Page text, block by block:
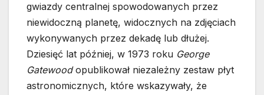
gwiazdy centralnej spowodowanych przez
niewidoczną planetę, widocznych na zdjęciach
wykonywanych przez dekadę lub dłużej.
Dziesięć lat później, w 1973 roku George
Gatewoodopublikował niezależny zestaw płyt
astronomicznych, które wskazywały, że